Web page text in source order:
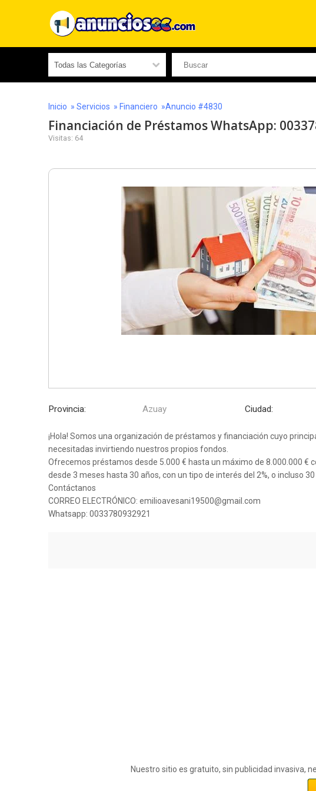
Inicio » Servicios » Financiero »Anuncio #4830
Financiación de Préstamos WhatsApp:
Visitas: 64
Provincia: Azuay Ciudad:
¡Hola! Somos una organización de préstamos y financiación cuyo
necesitadas invirtiendo nuestros propios fondos.
Ofrecemos préstamos desde 5.000 € hasta un máximo de 8.000.000 €
desde 3 meses hasta 30 años, con un tipo de interés del 2%, o incluso
Contáctanos
CORREO ELECTRÓNICO: emilioavesani19500@gmail.com
Whatsapp: 0033780932921
Nuestro sitio es gratuito, sin publicidad invasiva,